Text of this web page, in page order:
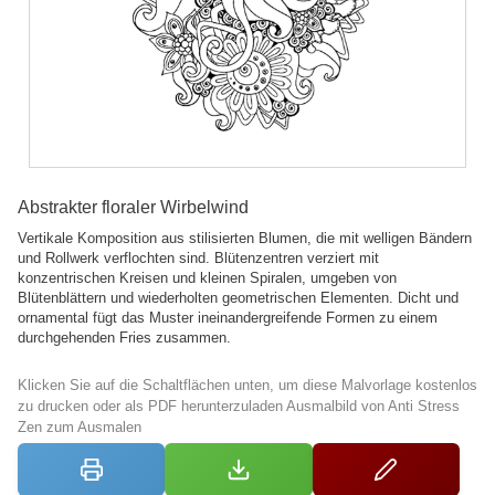
Abstrakter floraler Wirbelwind
Vertikale Komposition aus stilisierten Blumen, die mit welligen Bändern
und Rollwerk verflochten sind. Blütenzentren verziert mit
konzentrischen Kreisen und kleinen Spiralen, umgeben von
Blütenblättern und wiederholten geometrischen Elementen. Dicht und
ornamental fügt das Muster ineinandergreifende Formen zu einem
durchgehenden Fries zusammen.
Klicken Sie auf die Schaltflächen unten, um diese Malvorlage kostenlos
zu drucken oder als PDF herunterzuladen Ausmalbild von Anti Stress
Zen zum Ausmalen